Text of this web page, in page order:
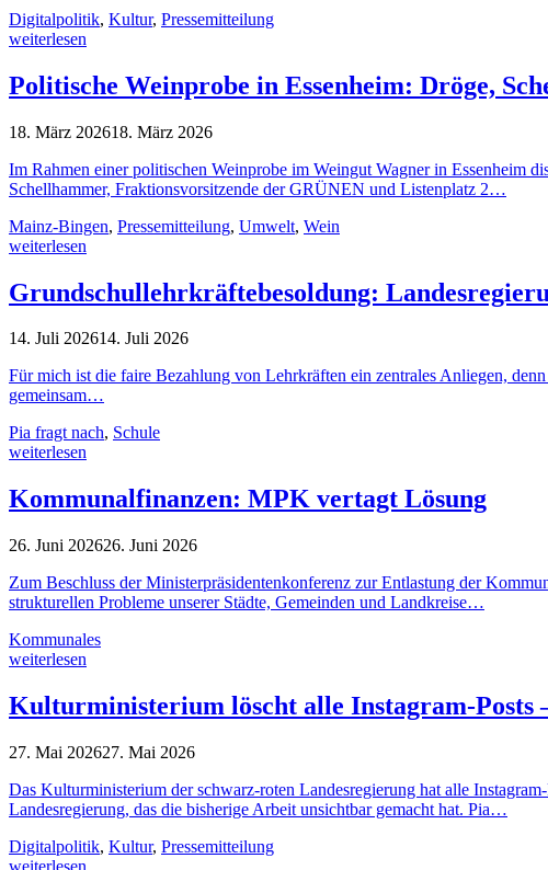
Digitalpolitik, Kultur, Pressemitteilung
weiterlesen
Politische Weinprobe in Essenheim: Dröge,
18. März 202618. März 2026
Im Rahmen einer politischen Weinprobe im Weingut Wagner in
Schellhammer, Fraktionsvorsitzende der GRÜNEN und Listenplatz 2…
Mainz-Bingen, Pressemitteilung, Umwelt, Wein
weiterlesen
Grundschullehrkräftebesoldung:
14. Juli 202614. Juli 2026
Für mich ist die faire Bezahlung von Lehrkräften ein zentrales Anliegen,
gemeinsam…
Pia fragt nach, Schule
weiterlesen
Kommunalfinanzen: MPK vertagt Lösung
26. Juni 202626. Juni 2026
Zum Beschluss der Ministerpräsidentenkonferenz zur Entlastung der
strukturellen Probleme unserer Städte, Gemeinden und Landkreise…
Kommunales
weiterlesen
Kulturministerium löscht alle Instagram-Posts
27. Mai 202627. Mai 2026
Das Kulturministerium der schwarz-roten Landesregierung hat alle
Landesregierung, das die bisherige Arbeit unsichtbar gemacht hat. Pia…
Digitalpolitik, Kultur, Pressemitteilung
weiterlesen